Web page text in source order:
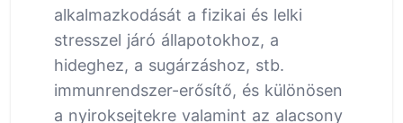
alkalmazkodását a fizikai és lelki
stresszel járó állapotokhoz, a
hideghez, a sugárzáshoz, stb.
immunrendszer-erősítő, és különösen
a nyiroksejtekre valamint az alacsony